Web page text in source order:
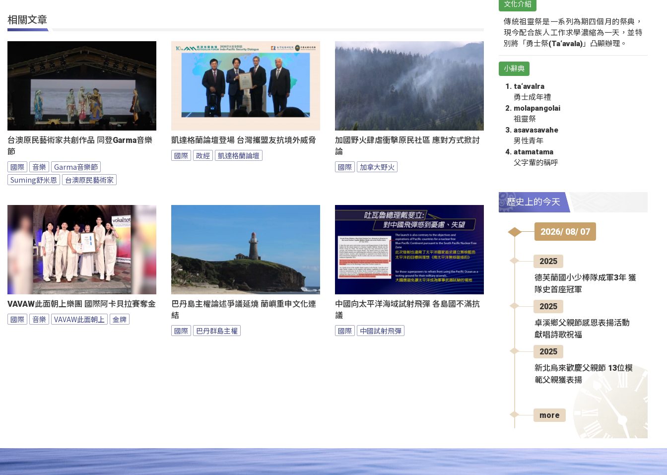
相關文章
台澳原民藝術家共創作品 同登Garma音樂
節
國際 音樂
Garma音樂節
Suming舒米恩
台澳原民藝術家
凱達格蘭論壇登場 台灣攜盟友抗境外威脅
國際 政經 凱達格蘭論壇
加國野火肆虐衝擊原民社區 應對方式掀討
論
國際 加拿大野火
VAVAW此面朝上樂團 國際阿卡貝拉賽奪金
國際 音樂 VAVAW此面朝上 金牌
巴丹島主權論述爭議延燒 蘭嶼重申文化連
結
國際 巴丹群島主權
中國向太平洋海域試射飛彈 各島國不滿抗
議
國際 中國試射飛彈
文化介紹
傳統祖靈祭是一系列為期四個月的祭典，
現今配合族人工作求學濃縮為一天，並特
別將「勇士祭(Ta‘avala)」凸顯辦理。
小辭典
ta‘avalra
勇士成年禮
molapangolai
祖靈祭
asavasavahe
男性青年
atamatama
父字輩的稱呼
歷史上的今天
2026/ 08/ 07
2025
德芙蘭國小少棒隊成軍3年 獲
隊史首座冠軍
2025
卓溪鄉父親節感恩表揚活動
獻唱詩歌祝福
2025
新北烏來歡慶父親節 13位模
範父親獲表揚
more